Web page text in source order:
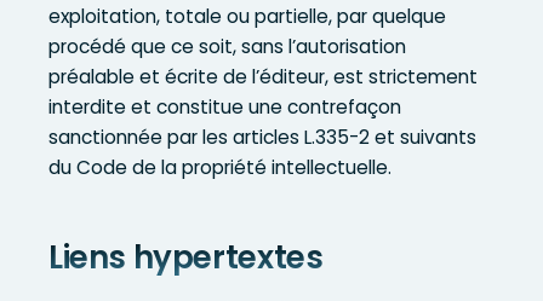
exploitation, totale ou partielle, par quelque
procédé que ce soit, sans l’autorisation
préalable et écrite de l’éditeur, est strictement
interdite et constitue une contrefaçon
sanctionnée par les articles L.335-2 et suivants
du Code de la propriété intellectuelle.
Liens hypertextes